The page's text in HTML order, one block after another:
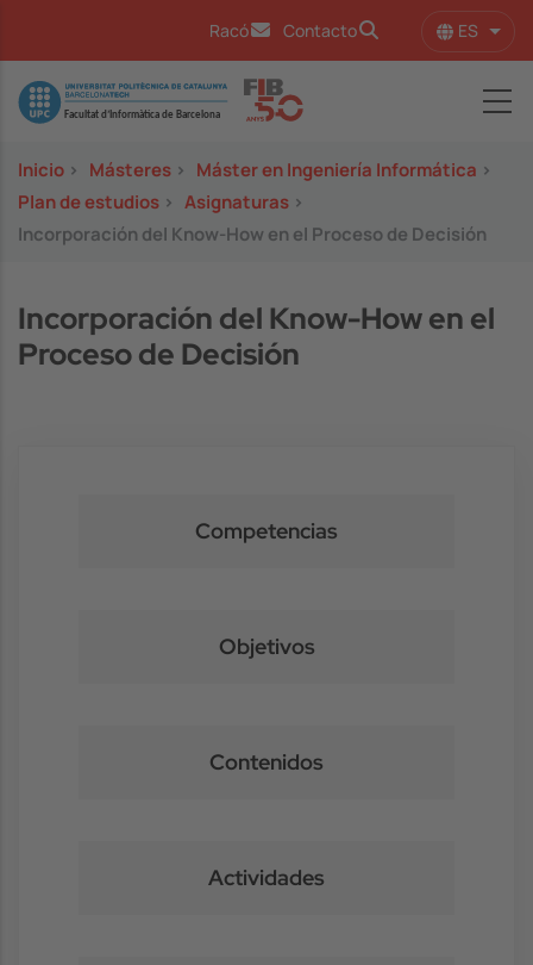
Racó Contacto ES
Image
Inicio > Másteres > Máster en Ingeniería Informática >
Plan de estudios > Asignaturas >
Incorporación del Know-How en el Proceso de Decisión
Incorporación del Know-How en el
Proceso de Decisión
Competencias
Objetivos
Contenidos
Actividades